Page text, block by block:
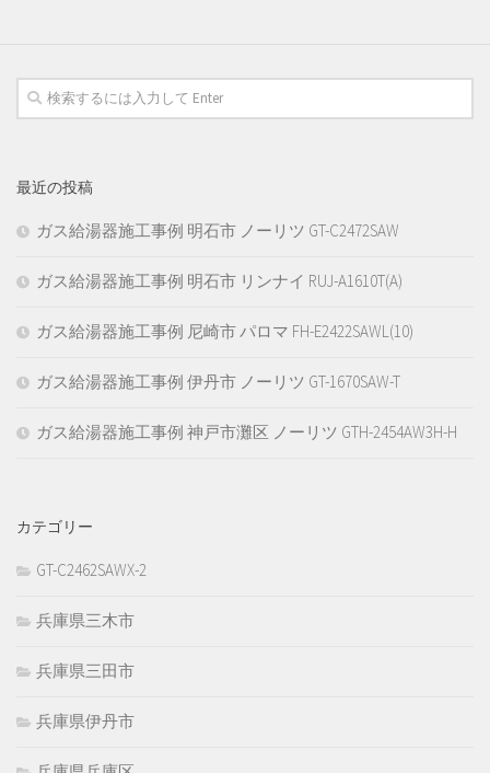
最近の投稿
ガス給湯器施工事例 明石市 ノーリツ GT-C2472SAW
ガス給湯器施工事例 明石市 リンナイ RUJ-A1610T(A)
ガス給湯器施工事例 尼崎市 パロマ FH-E2422SAWL(10)
ガス給湯器施工事例 伊丹市 ノーリツ GT-1670SAW-T
ガス給湯器施工事例 神戸市灘区 ノーリツ GTH-2454AW3H-H
カテゴリー
GT-C2462SAWX-2
兵庫県三木市
兵庫県三田市
兵庫県伊丹市